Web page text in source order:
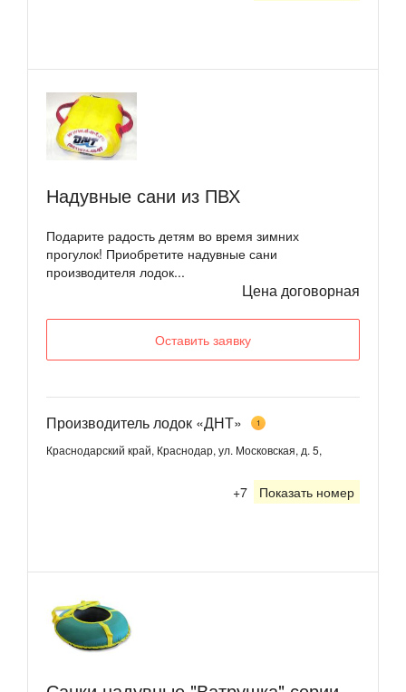
Надувные сани из ПВХ
Подарите радость детям во время зимних
прогулок! Приобретите надувные сани
производителя лодок...
Цена договорная
Оставить заявку
Производитель лодок «ДНТ» 1
Краснодарский край, Краснодар, ул. Московская, д. 5,
+7 Показать номер